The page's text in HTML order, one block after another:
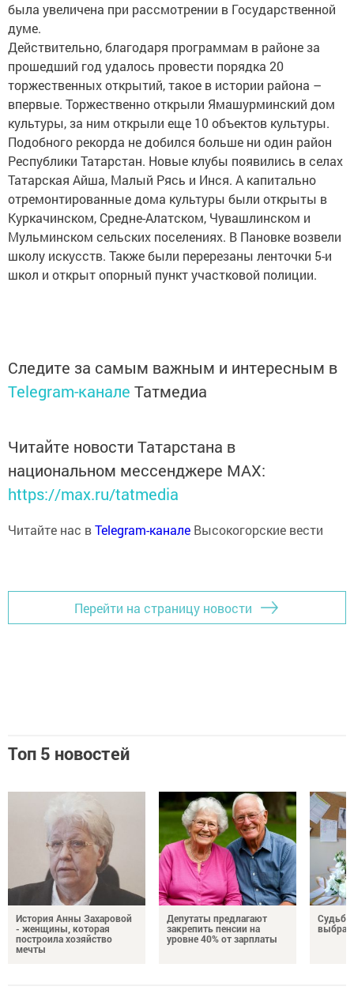
была увеличена при рассмотрении в Государственной
думе.
Действительно, благодаря программам в районе за
прошедший год удалось провести порядка 20
торжественных открытий, такое в истории района –
впервые. Торжественно открыли Ямашурминский дом
культуры, за ним открыли еще 10 объектов культуры.
Подобного рекорда не добился больше ни один район
Республики Татарстан. Новые клубы появились в селах
Татарская Айша, Малый Рясь и Инся. А капитально
отремонтированные дома культуры были открыты в
Куркачинском, Средне-Алатском, Чувашлинском и
Мульминском сельских поселениях. В Пановке возвели
школу искусств. Также были перерезаны ленточки 5-и
школ и открыт опорный пункт участковой полиции.
Следите за самым важным и интересным в
Telegram-канале Татмедиа
Читайте новости Татарстана в
национальном мессенджере MАХ:
https://max.ru/tatmedia
Читайте нас вTelegram-канале Высокогорские вести
Перейти на страницу новости
Топ 5 новостей
История Анны Захаровой
- женщины, которая
построила хозяйство
мечты
Депутаты предлагают
закрепить пенсии на
уровне 40% от зарплаты